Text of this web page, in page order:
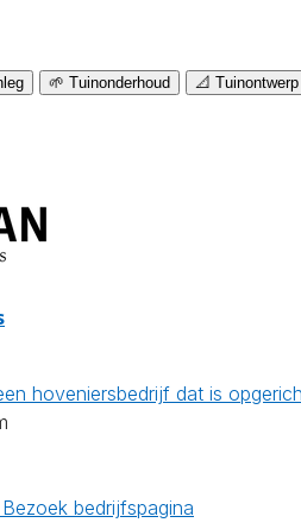
🌱 Tuinonderhoud 📐 Tuinontwerp
hoveniersbedrijf dat is
Bezoek bedrijfspagina